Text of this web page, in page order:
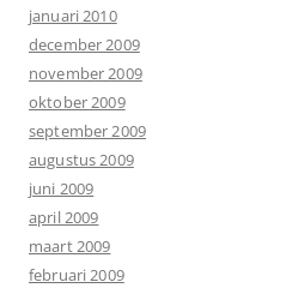
januari 2010
december 2009
november 2009
oktober 2009
september 2009
augustus 2009
juni 2009
april 2009
maart 2009
februari 2009